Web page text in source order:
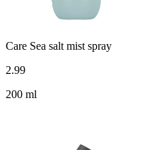
Care Sea salt mist spray
2.99
200 ml